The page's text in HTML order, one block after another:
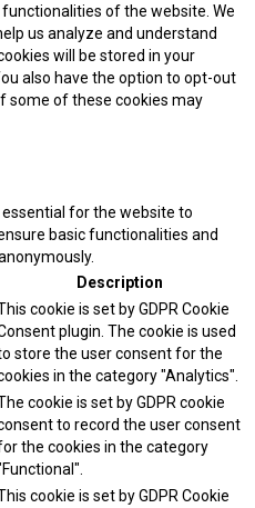
of the website. We
us analyze and understand
will be stored in your
also have the option to opt-out
some of these cookies may
for the website to
basic functionalities and
Description
cookie is set by GDPR Cookie
plugin. The cookie is used
store the user consent for the
in the category "Analytics".
cookie is set by GDPR cookie
to record the user consent
the cookies in the category
cookie is set by GDPR Cookie